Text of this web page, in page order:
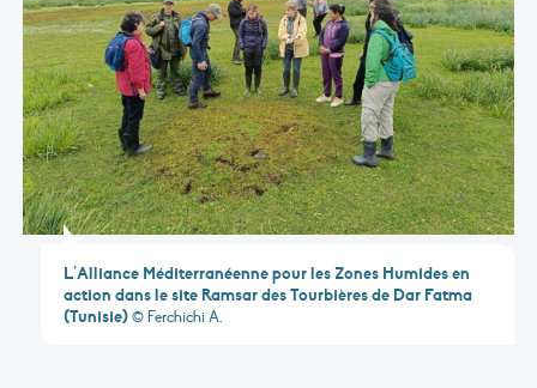
L’Alliance Méditerranéenne pour les Zones Humides en
action dans le site Ramsar des Tourbières de Dar Fatma
(Tunisie)© Ferchichi A.